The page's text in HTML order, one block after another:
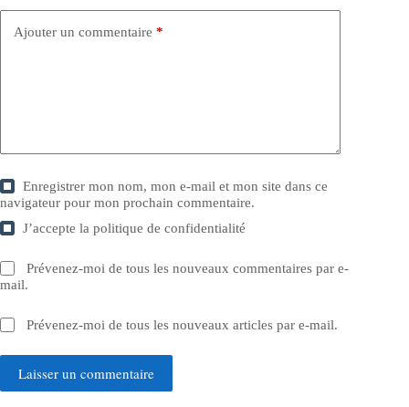
Ajouter un commentaire *
Enregistrer mon nom, mon e-mail et mon site dans ce
navigateur pour mon prochain commentaire.
J’accepte lapolitique de confidentialité
Prévenez-moi de tous les nouveaux commentaires par e-
mail.
Prévenez-moi de tous les nouveaux articles par e-mail.
Laisser un commentaire